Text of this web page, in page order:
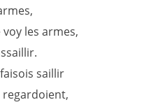
voy les armes,
saillir
regardoient,